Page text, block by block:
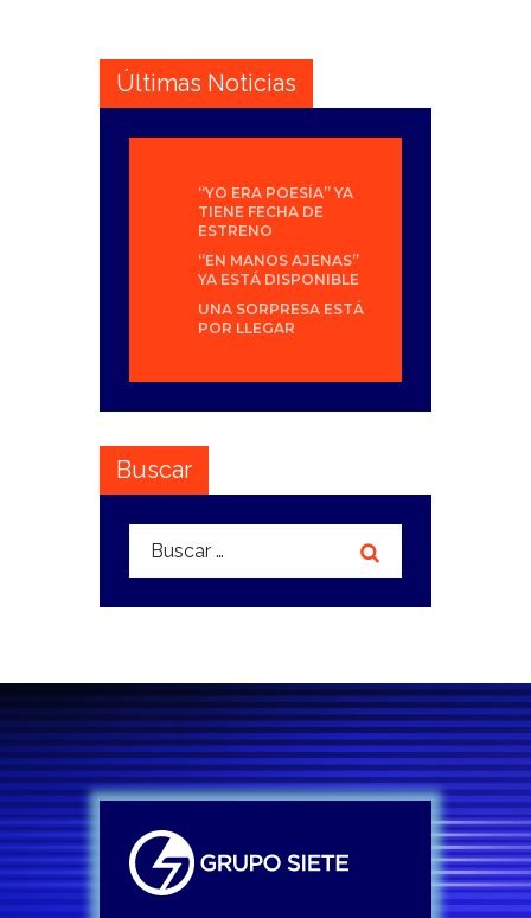
Últimas Noticias
“YO ERA POESÍA” YA
TIENE FECHA DE
ESTRENO
“EN MANOS AJENAS”
YA ESTÁ DISPONIBLE
UNA SORPRESA ESTÁ
POR LLEGAR
Buscar
Buscar: